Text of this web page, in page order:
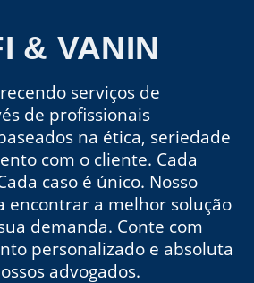
& VANIN
serviços de
de profissionais
na ética, seriedade
com o cliente. Cada
caso é único. Nosso
encontrar a melhor solução
demanda. Conte com
personalizado e absoluta
advogados.